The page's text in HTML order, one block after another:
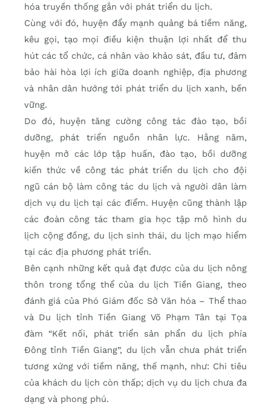
hóa truyền thống gắn với phát triển du lịch.
Cùng với đó, huyện đẩy mạnh quảng bá tiềm năng,
kêu gọi, tạo mọi điều kiện thuận lợi nhất để thu
hút các tổ chức, cá nhân vào khảo sát, đầu tư, đảm
bảo hài hòa lợi ích giữa doanh nghiệp, địa phương
và nhân dân hướng tới phát triển du lịch xanh, bền
vững.
Do đó, huyện tăng cường công tác đào tạo, bồi
dưỡng, phát triển nguồn nhân lực. Hằng năm,
huyện mở các lớp tập huấn, đào tạo, bồi dưỡng
kiến thức về công tác phát triển du lịch cho đội
ngũ cán bộ làm công tác du lịch và người dân làm
dịch vụ du lịch tại các điểm. Huyện cũng thành lập
các đoàn công tác tham gia học tập mô hình du
lịch cộng đồng, du lịch sinh thái, du lịch mạo hiểm
tại các địa phương phát triển.
Bên cạnh những kết quả đạt được của du lịch nông
thôn trong tổng thể của du lịch Tiền Giang, theo
đánh giá của Phó Giám đốc Sở Văn hóa – Thể thao
và Du lịch tỉnh Tiền Giang Võ Phạm Tân tại Tọa
đàm “Kết nối, phát triển sản phẩn du lịch phía
Đông tỉnh Tiền Giang”, du lịch vẫn chưa phát triển
tương xứng với tiềm năng, thế mạnh, như: Chi tiêu
của khách du lịch còn thấp; dịch vụ du lịch chưa đa
dạng và phong phú.